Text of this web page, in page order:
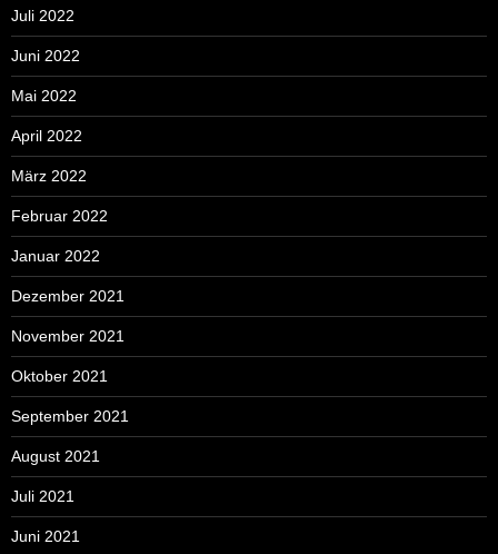
Juli 2022
Juni 2022
Mai 2022
April 2022
März 2022
Februar 2022
Januar 2022
Dezember 2021
November 2021
Oktober 2021
September 2021
August 2021
Juli 2021
Juni 2021